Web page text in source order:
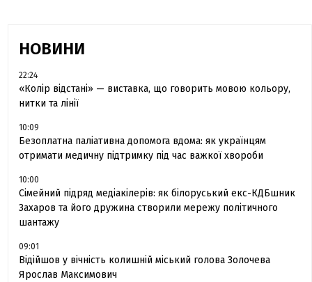
НОВИНИ
22:24
«Колір відстані» — виставка, що говорить мовою кольору,
нитки та лінії
10:09
Безоплатна паліативна допомога вдома: як українцям
отримати медичну підтримку під час важкої хвороби
10:00
Сімейний підряд медіакілерів: як білоруський екс-КДБшник
Захаров та його дружина створили мережу політичного
шантажу
09:01
Відійшов у вічність колишній міський голова Золочева
Ярослав Максимович